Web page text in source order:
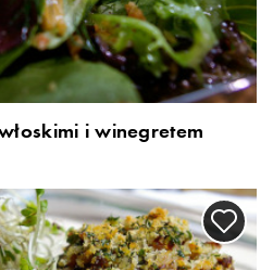
i winegretem